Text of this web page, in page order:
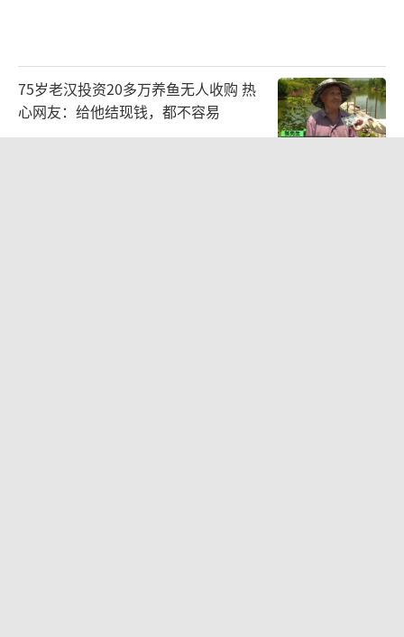
75岁老汉投资20多万养鱼无人收购 热
心网友：给他结现钱，都不容易
2026-08-06 16:44:32